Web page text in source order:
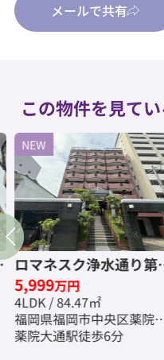
メールで共有
この物件を見て
NEW
ロマネスク浄水通り第
2☆仲介手数料無料☆
5,999万円
4LDK / 84.47㎡
福岡県福岡市中央区薬院
丁目
薬院大通駅徒歩6分